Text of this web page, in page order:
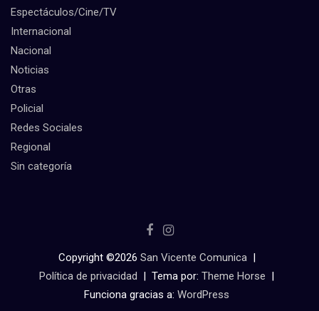
Espectáculos/Cine/TV
Internacional
Nacional
Noticias
Otras
Policial
Redes Sociales
Regional
Sin categoría
Copyright ©2026 San Vicente Comunica
Política de privacidad
Tema por: Theme Horse
Funciona gracias a: WordPress